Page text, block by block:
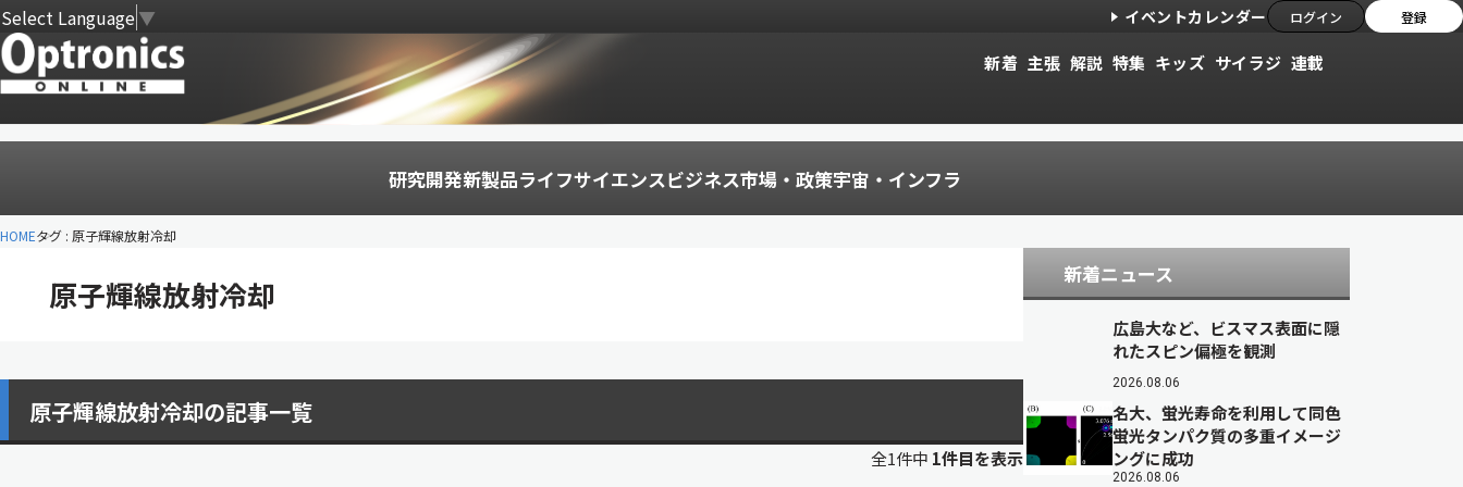
Select Language▼ イベントカレンダー ログイン 登録
新着 主張 解説 特集 キッズ サイラジ 連載
研究開発新製品ライフサイエンスビジネス市場・政策宇宙・インフラ
HOMEタグ : 原子輝線放射冷却
原子輝線放射冷却
原子輝線放射冷却の記事一覧
全1件中 1件目を表示
新着ニュース
広島大など、ビスマス表面に隠
れたスピン偏極を観測
2026.08.06
名大、蛍光寿命を利用して同色
蛍光タンパク質の多重イメージ
ングに成功
2026.08.06